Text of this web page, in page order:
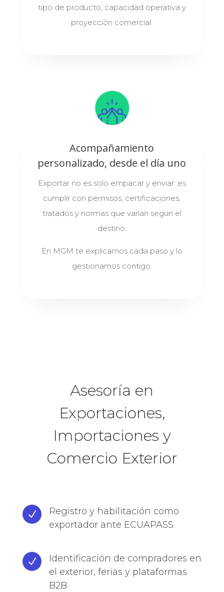
tipo de producto, capacidad operativa y
proyección comercial.
Acompañamiento
personalizado, desde el día uno
Exportar no es solo empacar y enviar: es
cumplir con permisos, certificaciones,
tratados y normas que varían según el
destino.
En MGM te explicamos cada paso y lo
gestionamos contigo.
Asesoría en
Exportaciones,
Importaciones y
Comercio Exterior
N
Registro y habilitación como
exportador ante ECUAPASS
N
Identificación de compradores en
el exterior, ferias y plataformas
B2B